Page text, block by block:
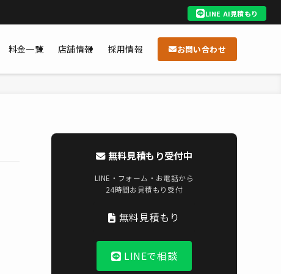
LINE AI見積もり
料金一覧 店舗情報 採用情報 お問い合わせ
無料見積もり受付中
LINE・フォーム・お電話から
24時間お見積もり受付
無料見積もり
LINEで相談